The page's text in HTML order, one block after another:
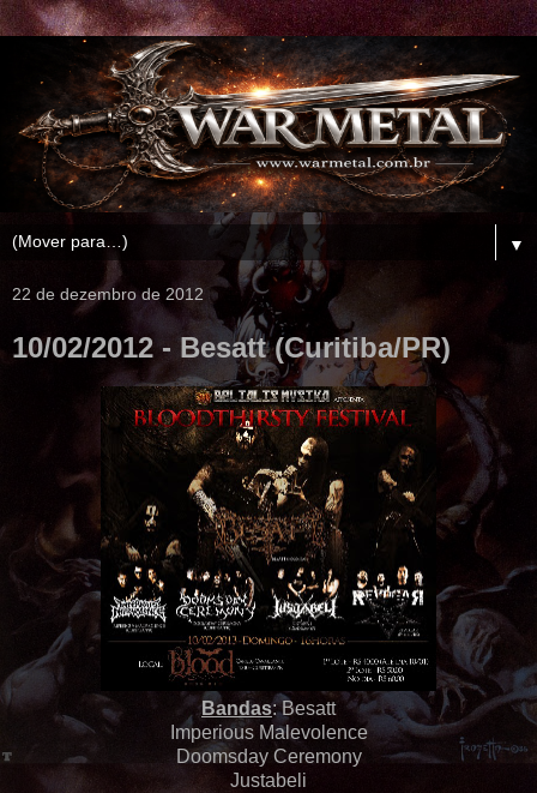
▼
22 de dezembro de 2012
10/02/2012 - Besatt (Curitiba/PR)
Bandas: Besatt
Imperious Malevolence
Doomsday Ceremony
Justabeli